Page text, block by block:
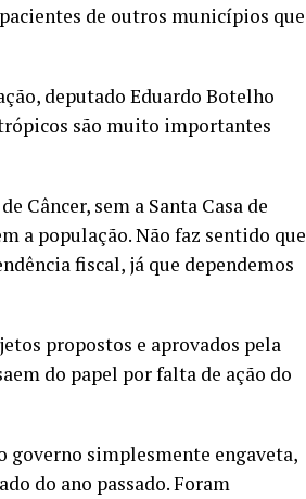
de outros municípios que
deputado Eduardo Botelho
são muito importantes
Câncer, sem a Santa Casa de
a população. Não faz sentido que
fiscal, já que dependemos
propostos e aprovados pela
do papel por falta de ação do
governo simplesmente engaveta,
do ano passado. Foram